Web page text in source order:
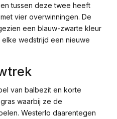
tussen deze twee heeft
vier overwinningen. De
een blauw-zwarte kleur
wedstrijd een nieuwe
van balbezit en korte
waarbij ze de
Westerlo daarentegen